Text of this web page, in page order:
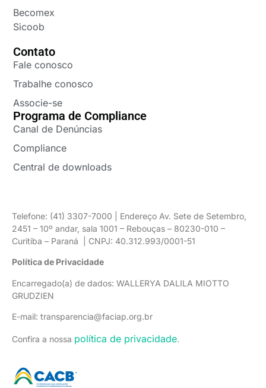
Becomex
Sicoob
Contato
Fale conosco
Trabalhe conosco
Associe-se
Programa de Compliance
Canal de Denúncias
Compliance
Central de downloads
Telefone: (41) 3307-7000 | Endereço Av. Sete de Setembro,
2451 – 10º andar, sala 1001 – Rebouças – 80230-010 –
Curitiba – Paraná | CNPJ: 40.312.993/0001-51
Política de Privacidade
Encarregado(a) de dados: WALLERYA DALILA MIOTTO
GRUDZIEN
E-mail: transparencia@faciap.org.br
Confira a nossa política de privacidade.